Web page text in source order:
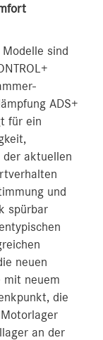
sind
ADS+
für ein
der aktuellen
und
spürbar
neuen
mit neuem
die
an der